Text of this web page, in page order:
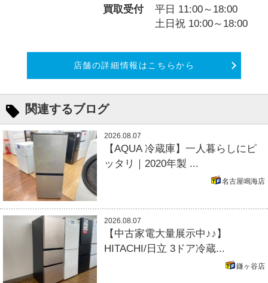
買取受付
平日 11:00～18:00
土日祝 10:00～18:00
店舗の詳細情報はこちらから
関連するブログ
2026.08.07
【AQUA 冷蔵庫】一人暮らしにピ
ッタリ｜2020年製 ...
名古屋鳴海店
2026.08.07
【中古家電大量展示中♪♪】
HITACHI/日立 3ドア冷蔵...
鎌ヶ谷店